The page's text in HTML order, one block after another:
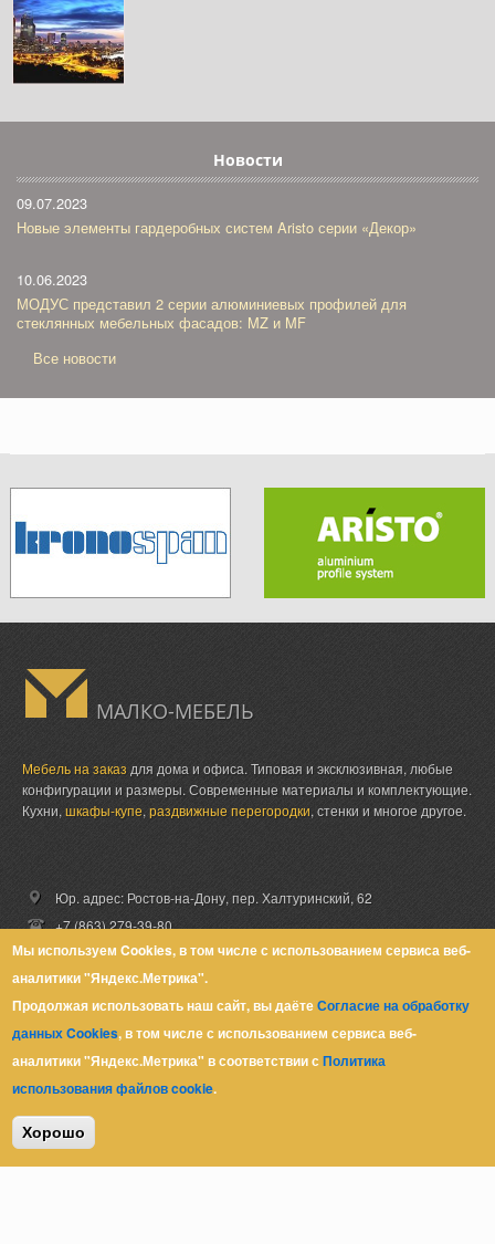
Новости
09.07.2023
Новые элементы гардеробных систем Aristo серии «Декор»
10.06.2023
МОДУС представил 2 серии алюминиевых профилей для
стеклянных мебельных фасадов: MZ и MF
Все новости
МАЛКО-МЕБЕЛЬ
Мебель на заказ для дома и офиса. Типовая и эксклюзивная, любые
конфигурации и размеры. Современные материалы и комплектующие.
Кухни, шкафы-купе, раздвижные перегородки, стенки и многое другое.
Юр. адрес: Ростов-на-Дону, пер. Халтуринский, 62
+7 (863) 279-39-80
+7 (918) 51-06-999
zakaz@malkomebel.ru
© Малко-Мебель 2013-2026
Мы используем Cookies, в том числе с использованием сервиса веб-
аналитики "Яндекс.Метрика".
Продолжая использовать наш сайт, вы даётеСогласие на обработку
данных Cookies, в том числе с использованием сервиса веб-
аналитики "Яндекс.Метрика" в соответствии сПолитика
использования файлов cookie.
Хорошо